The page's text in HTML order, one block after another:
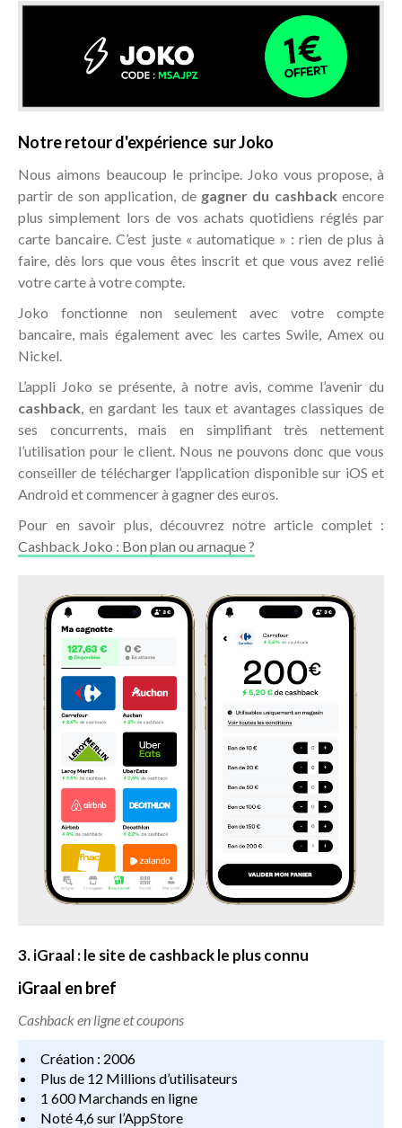
Notre retour d'expérience sur Joko
Nous aimons beaucoup le principe. Joko vous propose, à
partir de son application, de gagner du cashback encore
plus simplement lors de vos achats quotidiens réglés par
carte bancaire. C’est juste « automatique » : rien de plus à
faire, dès lors que vous êtes inscrit et que vous avez relié
votre carte à votre compte.
Joko fonctionne non seulement avec votre compte
bancaire, mais également avec les cartes Swile, Amex ou
Nickel.
L’appli Joko se présente, à notre avis, comme l’avenir du
cashback, en gardant les taux et avantages classiques de
ses concurrents, mais en simplifiant très nettement
l’utilisation pour le client. Nous ne pouvons donc que vous
conseiller de télécharger l’application disponible sur iOS et
Android et commencer à gagner des euros.
Pour en savoir plus, découvrez notre article complet :
Cashback Joko : Bon plan ou arnaque ?
3. iGraal : le site de cashback le plus connu
iGraal en bref
Cashback en ligne et coupons
Création : 2006
Plus de 12 Millions d’utilisateurs
1 600 Marchands en ligne
Noté 4,6 sur l’AppStore